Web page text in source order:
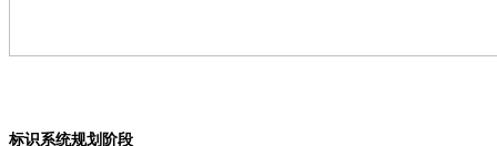
标识系统规划阶段